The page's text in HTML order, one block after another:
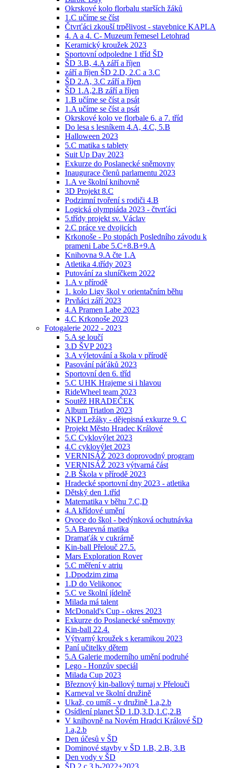
Okrskové kolo florbalu starších žáků
1.C učíme se číst
Čtvrťáci zkouší trpělivost - stavebnice KAPLA
4. A a 4. C- Muzeum řemesel Letohrad
Keramický kroužek 2023
Sportovní odpoledne 1 tříd ŠD
ŠD 3.B, 4.A září a říjen
září a říjen ŠD 2.D, 2.C a 3.C
ŠD 2.A, 3.C září a říjen
ŠD 1.A,2.B září a říjen
1.B učíme se číst a psát
1.A učíme se číst a psát
Okrskové kolo ve florbale 6. a 7. tříd
Do lesa s lesníkem 4.A, 4.C, 5.B
Halloween 2023
5.C matika s tablety
Suit Up Day 2023
Exkurze do Poslanecké sněmovny
Inaugurace členů parlamentu 2023
1.A ve školní knihovně
3D Projekt 8.C
Podzimní tvoření s rodiči 4.B
Logická olympiáda 2023 - čtvrťáci
5.třídy projekt sv. Václav
2.C práce ve dvojicích
Krkonoše - Po stopách Posledního závodu k
prameni Labe 5.C+8.B+9.A
Knihovna 9.A čte 1.A
Atletika 4.třídy 2023
Putování za sluníčkem 2022
1.A v přírodě
1. kolo Ligy škol v orientačním běhu
Prvňáci září 2023
4.A Pramen Labe 2023
4.C Krkonoše 2023
Fotogalerie 2022 - 2023
5.A se loučí
3.D ŠVP 2023
3.A výletování a škola v přírodě
Pasování páťáků 2023
Sportovní den 6. tříd
5.C UHK Hrajeme si i hlavou
RideWheel team 2023
Soutěž HRADEČEK
Album Triatlon 2023
NKP Ležáky - dějepisná exkurze 9. C
Projekt Město Hradec Králové
5.C Cyklovýlet 2023
4.C cyklovýlet 2023
VERNISÁŽ 2023 doprovodný program
VERNISÁŽ 2023 výtvarná část
2.B Škola v přírodě 2023
Hradecké sportovní dny 2023 - atletika
Dětský den 1.tříd
Matematika v běhu 7.C,D
4.A křídové umění
Ovoce do škol - bedýnková ochutnávka
5.A Barevná matika
Dramaťák v cukrárně
Kin-ball Přelouč 27.5.
Mars Exploration Rover
5.C měření v atriu
1.Dpodzim zima
1.D do Velikonoc
5.C ve školní jídelně
Milada má talent
McDonald's Cup - okres 2023
Exkurze do Poslanecké sněmovny
Kin-ball 22.4.
Výtvarný kroužek s keramikou 2023
Paní učitelky dětem
5.A Galerie moderního umění podruhé
Lego - Honzův speciál
Milada Cup 2023
Březnový kin-ballový turnaj v Přelouči
Karneval ve školní družině
Ukaž, co umíš - v družině 1.a,2.b
Osídlení planet ŠD 1.D,3.D,1.C,2.B
V knihovně na Novém Hradci Králové ŠD
1.a,2.b
Den účesů v ŠD
Dominové stavby v ŠD 1.B, 2.B, 3.B
Den vody v ŠD